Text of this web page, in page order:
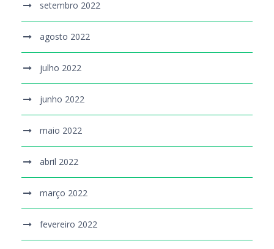
setembro 2022
agosto 2022
julho 2022
junho 2022
maio 2022
abril 2022
março 2022
fevereiro 2022